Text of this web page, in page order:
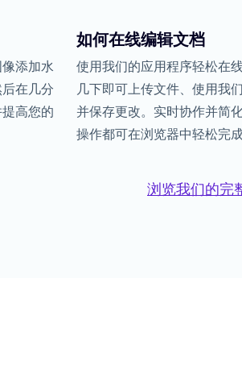
添加水
在几分
高您的
如何在线编辑文档
使用我们的应用程序轻松在
几下即可上传文件、使用我
并保存更改。实时协作并简
操作都可在浏览器中轻松完成
浏览我们的完